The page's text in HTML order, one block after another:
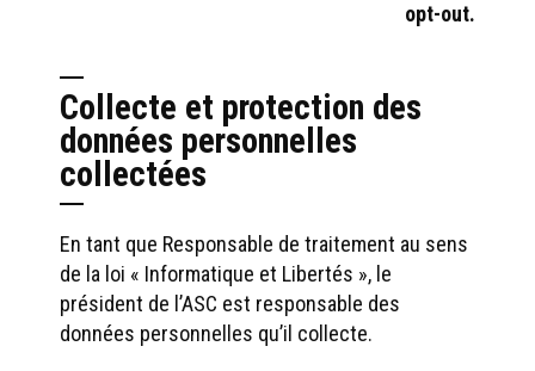
opt-out.
Collecte et protection des
données personnelles
collectées
En tant que Responsable de traitement au sens
de la loi « Informatique et Libertés », le
président de l’ASC est responsable des
données personnelles qu’il collecte.